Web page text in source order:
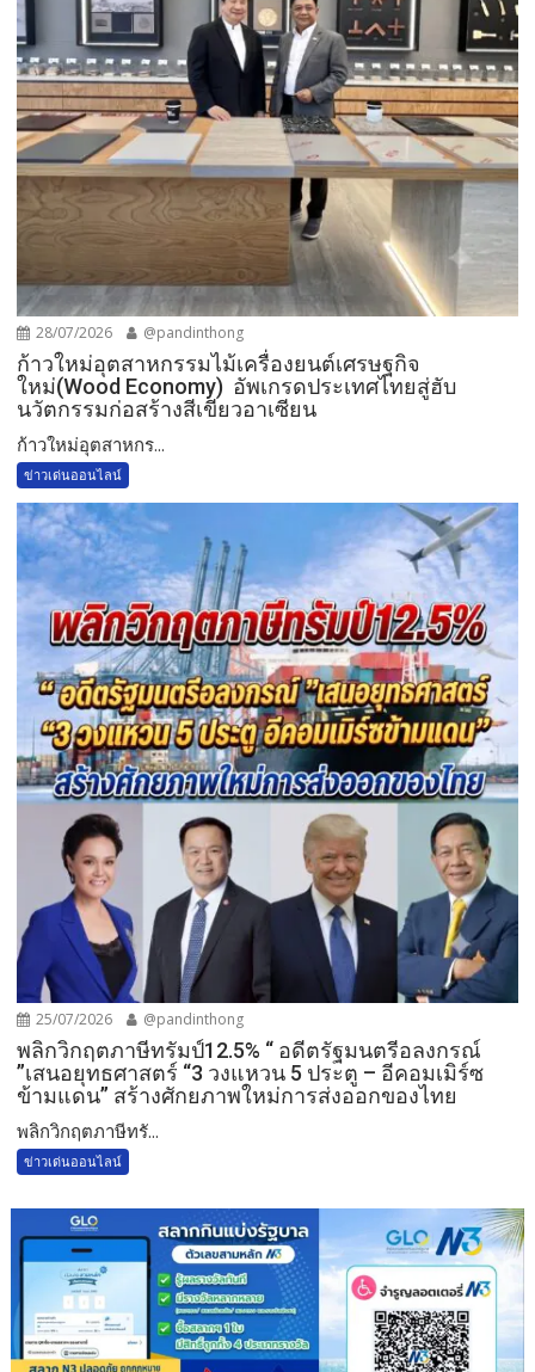
28/07/2026 @pandinthong
ก้าวใหม่อุตสาหกรรมไม้เครื่องยนต์เศรษฐกิจ
ใหม่(Wood Economy) อัพเกรดประเทศไทยสู่ฮับ
นวัตกรรมก่อสร้างสีเขียวอาเซียน
ก้าวใหม่อุตสาหกร...
ข่าวเด่นออนไลน์
25/07/2026 @pandinthong
พลิกวิกฤตภาษีทรัมป์12.5% “ อดีตรัฐมนตรีอลงกรณ์
”เสนอยุทธศาสตร์ “3 วงแหวน 5 ประตู – อีคอมเมิร์ซ
ข้ามแดน” สร้างศักยภาพใหม่การส่งออกของไทย
พลิกวิกฤตภาษีทรั...
ข่าวเด่นออนไลน์